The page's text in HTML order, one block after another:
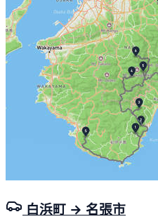
白浜町 → 名張市